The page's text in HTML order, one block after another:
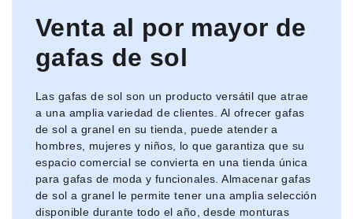
Venta al por mayor de
gafas de sol
Las gafas de sol son un producto versátil que atrae
a una amplia variedad de clientes. Al ofrecer gafas
de sol a granel en su tienda, puede atender a
hombres, mujeres y niños, lo que garantiza que su
espacio comercial se convierta en una tienda única
para gafas de moda y funcionales. Almacenar gafas
de sol a granel le permite tener una amplia selección
disponible durante todo el año, desde monturas